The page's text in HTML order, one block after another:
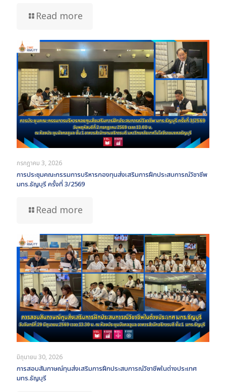
Read more
กรกฎาคม 3, 2026
การประชุมคณะกรรมการบริหารกองทุนส่งเสริมการฝึกประสบการณ์วิชาชีพ
มทร.ธัญบุรี ครั้งที่ 3/2569
Read more
มิถุนายน 30, 2026
การสอบสัมภาษณ์ทุนส่งเสริมการฝึกประสบการณ์วิชาชีพในต่างประเทศ
มทร.ธัญบุรี